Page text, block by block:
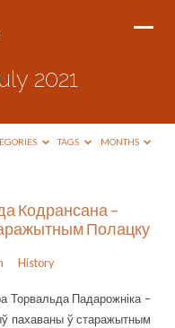
2021
TAGS MONTHS
Кодрансана –
Полацку
History
Торвальда Падарожніка –
пахаваны ў старажытным